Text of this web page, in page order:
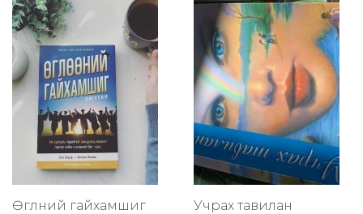
Өглөөний гайхамшиг
Учрах тавилан